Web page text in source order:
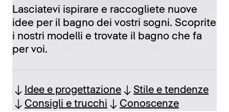
Lasciatevi ispirare e raccogliete nuove
idee per il bagno dei vostri sogni. Scoprite
i nostri modelli e trovate il bagno che fa
per voi.
Idee e progettazione
Stile e tendenze
Consigli e trucchi
Conoscenze